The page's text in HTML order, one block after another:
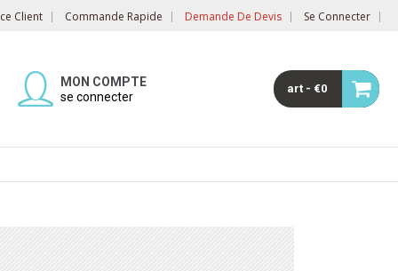
Client Commande Rapide Demande De Devis Se Connecter
MON COMPTE
se connecter
art - €0